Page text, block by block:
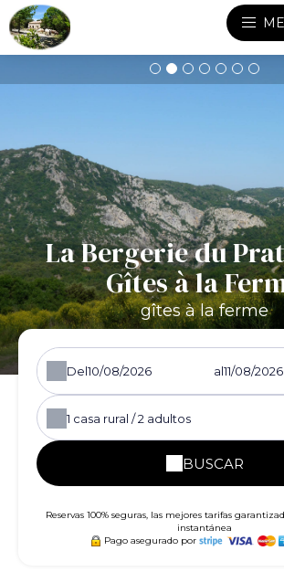
La Bergerie du
Gîtes à la
gîtes à la ferme
Del al
1 casa rural /2 adultos
BUSCAR
Reservas 100% seguras, las mejores tarifas
instantánea
Pago asegurado por